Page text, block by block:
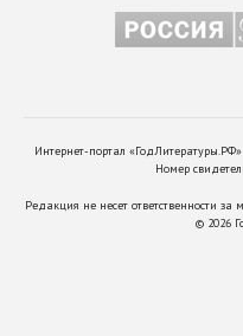
Интернет-портал
Номер
Редакция не несет ответственности
© 2026